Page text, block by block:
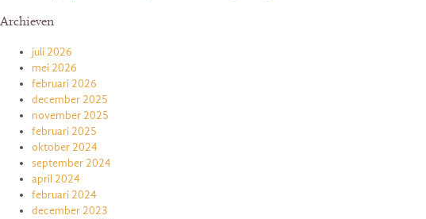
Archieven
juli 2026
mei 2026
februari 2026
december 2025
november 2025
februari 2025
oktober 2024
september 2024
april 2024
februari 2024
december 2023